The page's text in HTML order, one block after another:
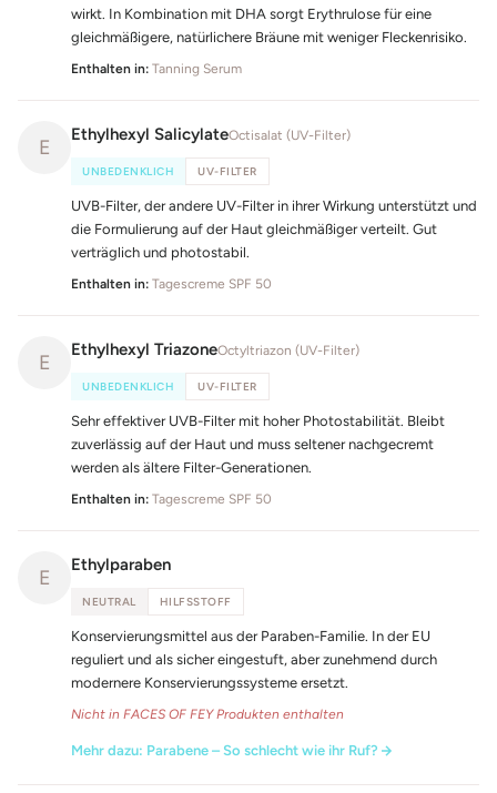
wirkt. In Kombination mit DHA sorgt Erythrulose für eine
gleichmäßigere, natürlichere Bräune mit weniger Fleckenrisiko.
Enthalten in: Tanning Serum
E
Ethylhexyl SalicylateOctisalat (UV-Filter)
UNBEDENKLICH UV-FILTER
UVB-Filter, der andere UV-Filter in ihrer Wirkung unterstützt und
die Formulierung auf der Haut gleichmäßiger verteilt. Gut
verträglich und photostabil.
Enthalten in: Tagescreme SPF 50
E
Ethylhexyl TriazoneOctyltriazon (UV-Filter)
UNBEDENKLICH UV-FILTER
Sehr effektiver UVB-Filter mit hoher Photostabilität. Bleibt
zuverlässig auf der Haut und muss seltener nachgecremt
werden als ältere Filter-Generationen.
Enthalten in: Tagescreme SPF 50
E
Ethylparaben
NEUTRAL HILFSSTOFF
Konservierungsmittel aus der Paraben-Familie. In der EU
reguliert und als sicher eingestuft, aber zunehmend durch
modernere Konservierungssysteme ersetzt.
Nicht in FACES OF FEY Produkten enthalten
Mehr dazu: Parabene – So schlecht wie ihr Ruf?